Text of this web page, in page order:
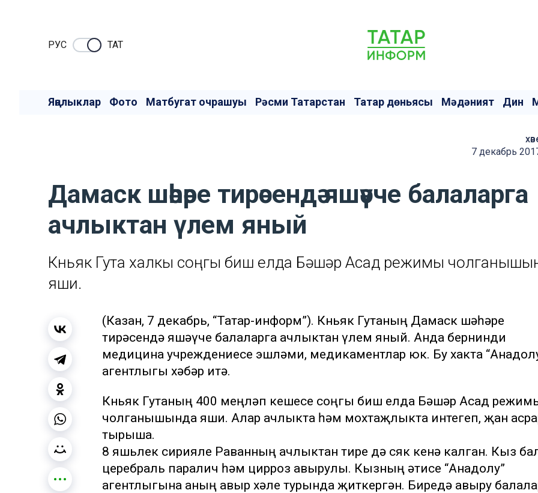
РУC ТАТ
Яңалыклар Фото Матбугат очрашуы Рәсми Татарстан Татар дөньясы Мәдәният Дин
7 декабрь
Дамаск шәһәре тирәсендә яшәүче балаларга
ачлыктан үлем яный
Көньяк Гута халкы соңгы биш елда Бәшәр Асад режимы
яши.
(Казан, 7 декабрь, “Татар-информ”). Көньяк Гутаның Дамаск шәһәре
тирәсендә яшәүче балаларга ачлыктан үлем яный. Анда бернинди
медицина учреждениесе эшләми, медикаментлар юк. Бу хакта
агентлыгы хәбәр итә.
Көньяк Гутаның 400 меңләп кешесе соңгы биш елда Бәшәр Асад
чолганышында яши. Алар ачлыкта һәм мохтаҗлыкта интегеп, җан
тырыша.
8 яшьлек сирияле Раванның ачлыктан тире дә сөяк кенә калган. Кыз
церебраль паралич һәм цирроз авырулы. Кызның әтисе “Анадолу”
агентлыгына аның авыр хәле турында җиткергән. Биредә авыру